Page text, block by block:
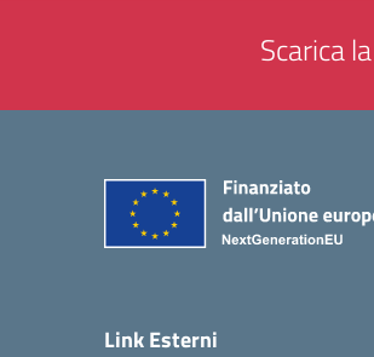
Scarica
Link Esterni